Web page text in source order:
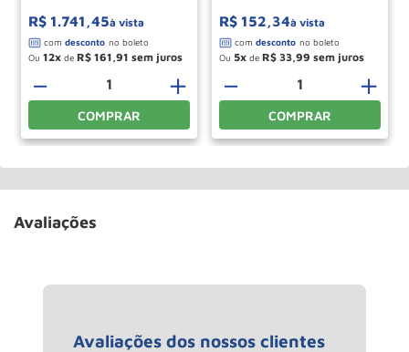
R$ 1.741 ,45à vista
Ou 12 de R$ 161,91
＋
－
COMPRAR
R$ 152,34à vista
Ou 5 de R$ 33,99
＋
－
COMPRAR
Avaliações
Avaliações dos nossos clientes